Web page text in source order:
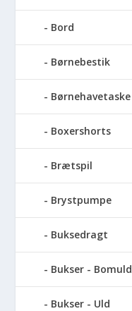
Bord
Børnebestik
Børnehavetaske
Boxershorts
Brætspil
Brystpumpe
Buksedragt
Bukser - Bomuld
Bukser - Uld